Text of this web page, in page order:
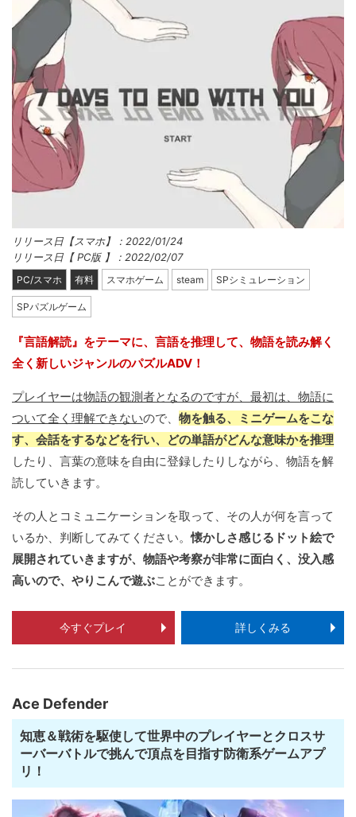
リリース日【スマホ】：2022/01/24
リリース日【 PC版 】：2022/02/07
PC/スマホ 有料 スマホゲーム steam SPシミュレーション
SPパズルゲーム
『言語解読』をテーマに、言語を推理して、物語を読み解く
全く新しいジャンルのパズルADV！
プレイヤーは物語の観測者となるのですが、最初は、物語に
ついて全く理解できないので、 物を触る、ミニゲームをこな
す、会話をするなどを行い、どの単語がどんな意味かを推理
したり、言葉の意味を自由に登録したりしながら、物語を解
読していきます。
その人とコミュニケーションを取って、その人が何を言って
いるか、判断してみてください。懐かしさ感じるドット絵で
展開されていきますが、物語や考察が非常に面白く、没入感
高いので、やりこんで遊ぶことができます。
今すぐプレイ 詳しくみる
Ace Defender
知恵＆戦術を駆使して世界中のプレイヤーとクロスサ
ーバーバトルで挑んで頂点を目指す防衛系ゲームアプ
リ！